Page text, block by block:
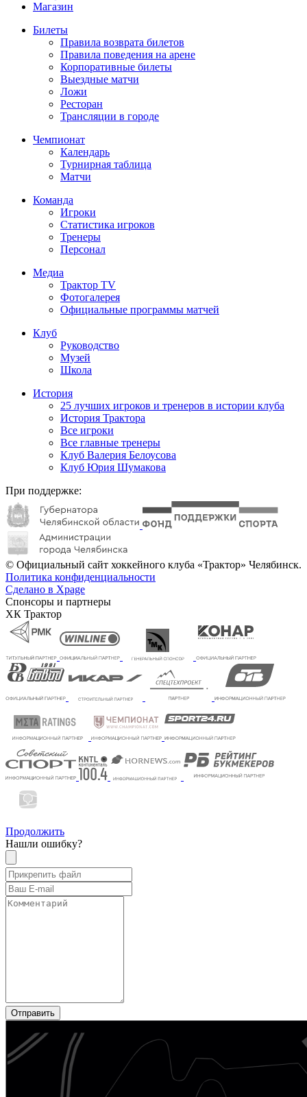
Магазин
Билеты
Правила возврата билетов
Правила поведения на арене
Корпоративные билеты
Выездные матчи
Ложи
Ресторан
Трансляции в городе
Чемпионат
Календарь
Турнирная таблица
Матчи
Команда
Игроки
Статистика игроков
Тренеры
Персонал
Медиа
Трактор TV
Фотогалерея
Официальные программы матчей
Клуб
Руководство
Музей
Школа
История
25 лучших игроков и тренеров в истории клуба
История Трактора
Все игроки
Все главные тренеры
Клуб Валерия Белоусова
Клуб Юрия Шумакова
При поддержке:
© Официальный сайт хоккейного клуба «Трактор» Челябинск.
Политика конфиденциальности
Сделано в Xpage
Спонсоры и партнеры
ХК Трактор
Продолжить
Нашли ошибку?